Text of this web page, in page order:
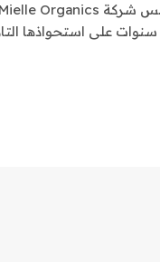
سنوات على استحواذها